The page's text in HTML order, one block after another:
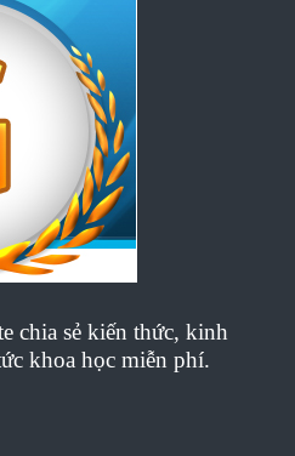
chia sẻ kiến thức, kinh
khoa học miễn phí.